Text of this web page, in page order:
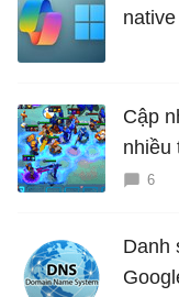
Cập
nhiều
6
Danh